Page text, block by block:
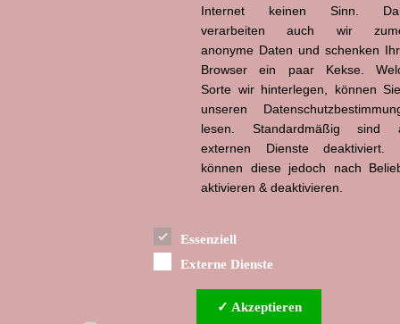
Internet keinen Sinn.
verarbeiten auch wir
anonyme Daten und schenken
Browser ein paar Kekse.
Sorte wir hinterlegen, können
unseren
lesen. Standardmäßig sind
externen Dienste deaktiviert.
können diese jedoch nach
aktivieren & deaktivieren.
Essenziell
Externe Dienste
✓ Akzeptieren